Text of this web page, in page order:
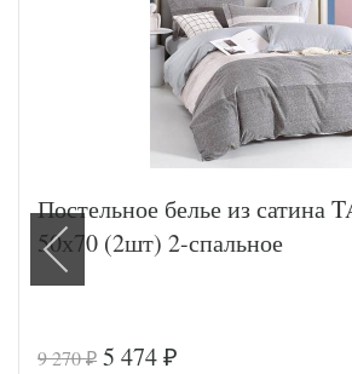
Постельное белье из сатина
50х70 (2шт) 2-спальное
9 270₽ 5 474 ₽